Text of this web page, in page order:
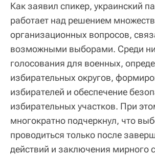
Как заявил спикер, украинский
работает над решением
организационных вопросов,
возможными выборами. Среди
голосования для военных,
избирательных округов,
избирателей и обеспечение
избирательных участков. При
многократно подчеркнул, что
проводиться только после
действий и заключения мирного